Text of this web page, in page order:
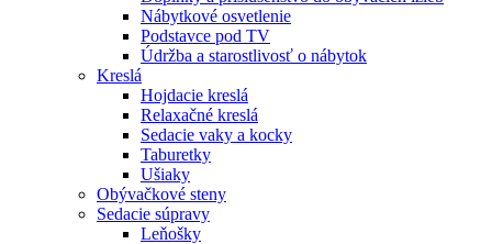
Nábytkové osvetlenie
Podstavce pod TV
Údržba a starostlivosť o nábytok
Kreslá
Hojdacie kreslá
Relaxačné kreslá
Sedacie vaky a kocky
Taburetky
Ušiaky
Obývačkové steny
Sedacie súpravy
Leňošky